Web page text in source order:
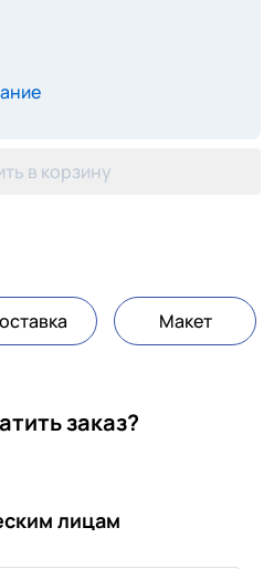
в корзину
Макет
заказ?
лицам